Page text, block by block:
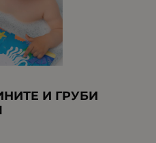
И ГРУБИ